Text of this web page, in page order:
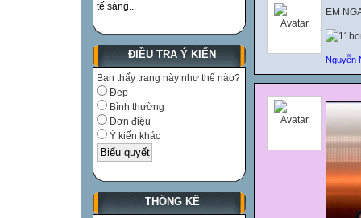
tế sáng...
ĐIỀU TRA Ý KIẾN
Bạn thấy trang này như thế nào?
Đẹp
Bình thường
Đơn điệu
Ý kiến khác
THỐNG KÊ
EM
Nguyễn